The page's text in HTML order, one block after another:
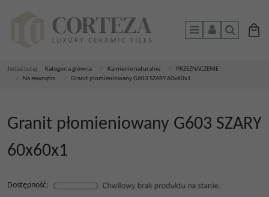
MenuPanelSzukaj
Jesteś tutaj: Kategoria główna Kamienie naturalne
PRZEZNACZENIE
Na zewnątrz Granit płomieniowany G603 SZARY 60x60x1
Granit płomieniowany G603 SZARY
60x60x1
Dostępność: